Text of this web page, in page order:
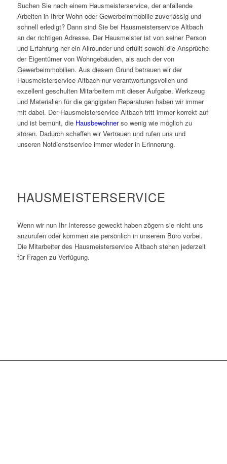
Suchen Sie nach einem Hausmeisterservice, der anfallende
Arbeiten in Ihrer Wohn oder Gewerbeimmobilie zuverlässig und
schnell erledigt? Dann sind Sie bei Hausmeisterservice Altbach
an der richtigen Adresse. Der Hausmeister ist von seiner Person
und Erfahrung her ein Allrounder und erfüllt sowohl die Ansprüche
der Eigentümer von Wohngebäuden, als auch der von
Gewerbeimmobilien. Aus diesem Grund betrauen wir der
Hausmeisterservice Altbach nur verantwortungsvollen und
exzellent geschulten Mitarbeitern mit dieser Aufgabe. Werkzeug
und Materialien für die gängigsten Reparaturen haben wir immer
mit dabei. Der Hausmeisterservice Altbach tritt immer korrekt auf
und ist bemüht, die Hausbewohnerso wenig wie möglich zu
stören. Dadurch schaffen wir Vertrauen und rufen uns und
unseren Notdienstservice immer wieder in Erinnerung.
HAUSMEISTERSERVICE
Wenn wir nun Ihr Interesse geweckt haben zögern sie nicht uns
anzurufen oder kommen sie persönlich in unserem Büro vorbei.
Die Mitarbeiter des Hausmeisterservice Altbach stehen jederzeit
für Fragen zu Verfügung.